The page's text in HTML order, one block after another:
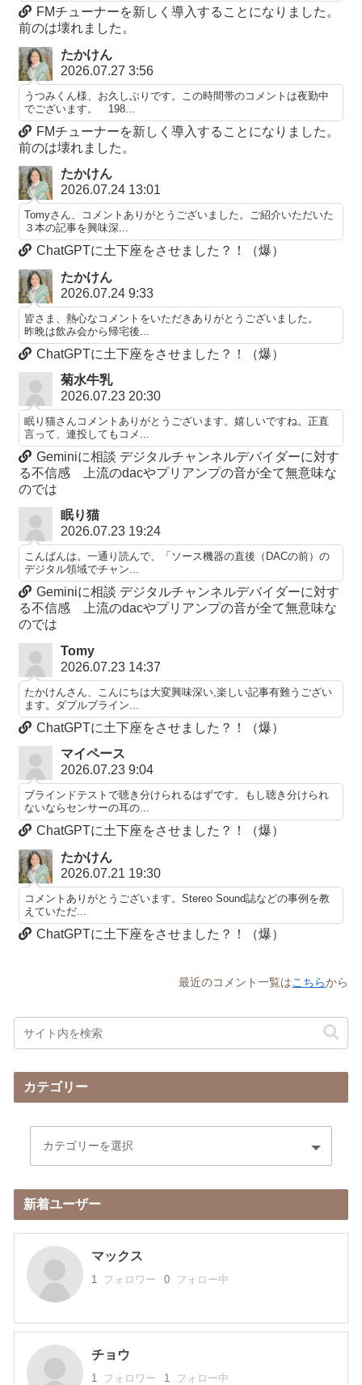
FMチューナーを新しく導入することになりました。
前のは壊れました。
たかけん
2026.07.27 3:56
うつみくん様、お久しぶりです。この時間帯のコメントは夜勤中
でございます。 198...
FMチューナーを新しく導入することになりました。
前のは壊れました。
たかけん
2026.07.24 13:01
Tomyさん、コメントありがとうございました。ご紹介いただいた
３本の記事を興味深...
ChatGPTに土下座をさせました？！（爆）
たかけん
2026.07.24 9:33
皆さま、熱心なコメントをいただきありがとうございました。
昨晩は飲み会から帰宅後...
ChatGPTに土下座をさせました？！（爆）
菊水牛乳
2026.07.23 20:30
眠り猫さんコメントありがとうございます。嬉しいですね。正直
言って、連投してもコメ...
Geminiに相談 デジタルチャンネルデバイダーに対す
る不信感 上流のdacやプリアンプの音が全て無意味な
のでは
眠り猫
2026.07.23 19:24
こんばんは。一通り読んで、「ソース機器の直後（DACの前）の
デジタル領域でチャン...
Geminiに相談 デジタルチャンネルデバイダーに対す
る不信感 上流のdacやプリアンプの音が全て無意味な
のでは
Tomy
2026.07.23 14:37
たかけんさん、こんにちは大変興味深い,楽しい記事有難うござい
ます。ダブルブライン...
ChatGPTに土下座をさせました？！（爆）
マイペース
2026.07.23 9:04
ブラインドテストで聴き分けられるはずです。もし聴き分けられ
ないならセンサーの耳の...
ChatGPTに土下座をさせました？！（爆）
たかけん
2026.07.21 19:30
コメントありがとうございます。Stereo Sound誌などの事例を教
えていただ...
ChatGPTに土下座をさせました？！（爆）
最近のコメント一覧はこちらから
カテゴリー
新着ユーザー
マックス
1 フォロワー 0 フォロー中
チョウ
1 フォロワー 1 フォロー中